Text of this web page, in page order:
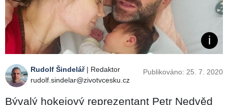
Rudolf Šindelář| Redaktor
rudolf.sindelar@zivotvcesku.cz
Publikováno: 25. 7. 2020
Bývalý hokejový reprezentant Petr Nedvěd